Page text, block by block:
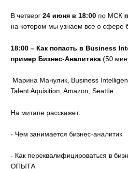
В четверг24 июня в 18:00 по МСК
на котором мы узнаем все о сфере
18:00 – Как попасть в Business
пример Бизнес-Аналитика (50
Марина Манулик, Business
Talent Aquisition, Amazon, Seattle.
На митапе расскажет:
- Чем занимается бизнес-аналитик
- Как переквалифицироваться в
ОПЫТА